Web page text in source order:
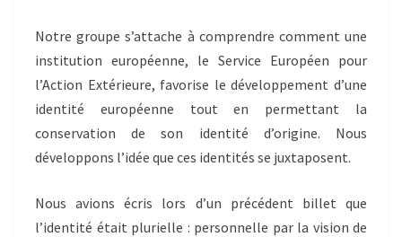
Notre groupe s’attache à comprendre comment une
institution européenne, le Service Européen pour
l’Action Extérieure, favorise le développement d’une
identité européenne tout en permettant la
conservation de son identité d’origine. Nous
développons l’idée que ces identités se juxtaposent.
Nous avions écris lors d’un précédent billet que
l’identité était plurielle : personnelle par la vision de